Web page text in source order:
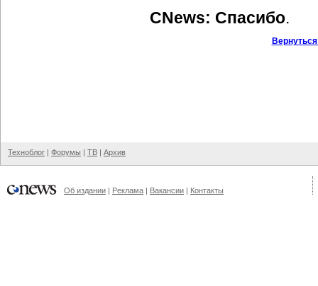
CNews: Спасибо.
Техноблог | Форумы | ТВ | Архив
Об издании | Реклама | Вакансии | Контакты